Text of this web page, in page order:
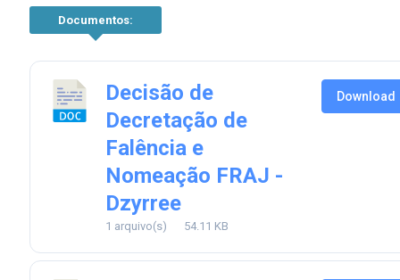
Documentos:
Decisão de
Decretação de
Falência e
Nomeação FRAJ -
Dzyrree
1 arquivo(s) 54.11 KB
Download